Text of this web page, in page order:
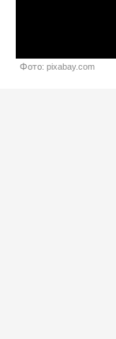
Фото: pixabay.com